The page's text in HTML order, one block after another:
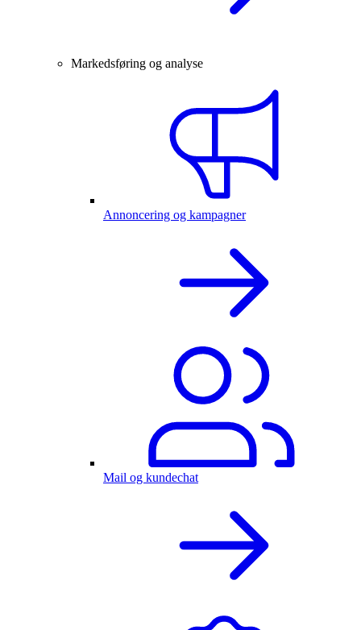
Markedsføring og analyse
Annoncering og kampagner
Mail og kundechat